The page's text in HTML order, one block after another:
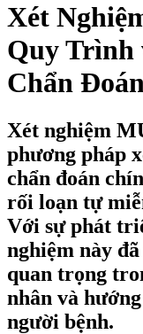
Xét
Quy Trình
Chẩn
Xét nghiệm
phương pháp
chẩn đoán
rối loạn tự
Với sự phát
nghiệm này
quan trọng
nhân và
người bệnh.